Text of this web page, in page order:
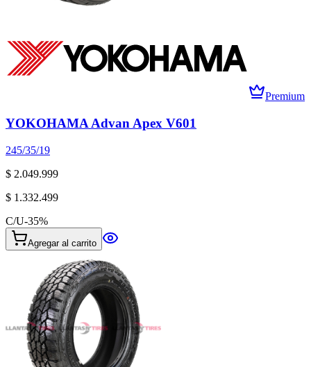
Premium
YOKOHAMA Advan Apex V601
245/35/19
$ 2.049.999
$ 1.332.499
C/U-35%
Agregar al carrito